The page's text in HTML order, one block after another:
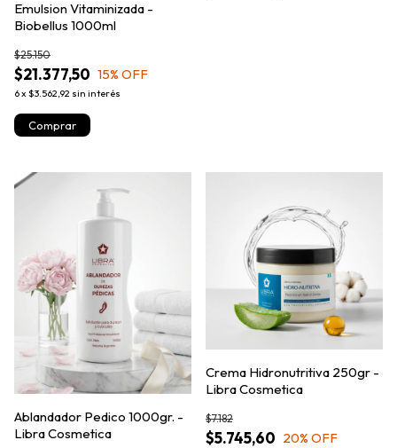
Emulsion Vitaminizada -
Biobellus 1000ml
$21.377,50
$25.150
15% OFF
6x $3.562,92 sin interés
Ablandador Pedico 1000gr. -
Libra Cosmetica
Crema Hidronutritiva 250gr -
Libra Cosmetica
$5.745,60
$7.182
20% OFF